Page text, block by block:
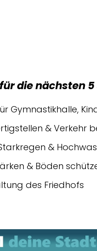
die nächsten
Gymnastikhalle,
& Verkehr
&
& Böden
des Friedhofs